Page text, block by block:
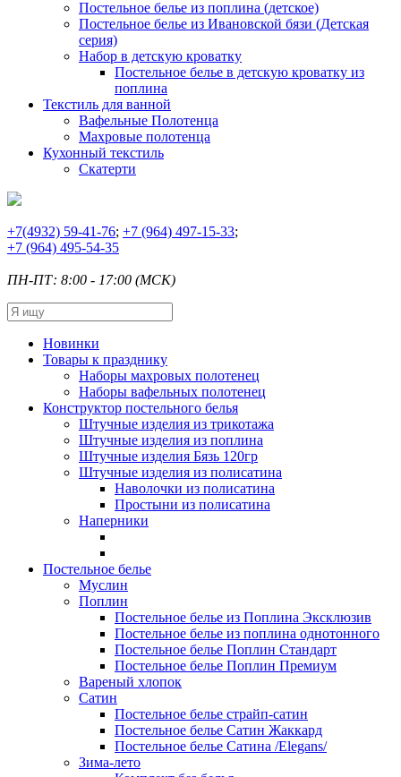
Постельное белье из поплина (детское)
Постельное белье из Ивановской бязи (Детская
серия)
Набор в детскую кроватку
Постельное белье в детскую кроватку из
поплина
Текстиль для ванной
Вафельные Полотенца
Махровые полотенца
Кухонный текстиль
Скатерти
+7(4932) 59-41-76; +7 (964) 497-15-33;
+7 (964) 495-54-35
ПН-ПТ: 8:00 - 17:00 (МСК)
Новинки
Товары к празднику
Наборы махровых полотенец
Наборы вафельных полотенец
Конструктор постельного белья
Штучные изделия из трикотажа
Штучные изделия из поплина
Штучные изделия Бязь 120гр
Штучные изделия из полисатина
Наволочки из полисатина
Простыни из полисатина
Наперники
Постельное белье
Муслин
Поплин
Постельное белье из Поплина Эксклюзив
Постельное белье из поплина однотонного
Постельное белье Поплин Стандарт
Постельное белье Поплин Премиум
Вареный хлопок
Сатин
Постельное белье страйп-сатин
Постельное белье Сатин Жаккард
Постельное белье Сатина /Elegans/
Зима-лето